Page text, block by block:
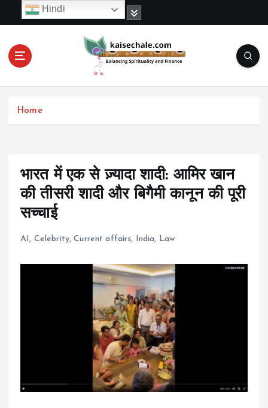
c
Home
भारत में एक से ज़्यादा शादी: आमिर खान
की तीसरी शादी और बिगैमी कानून की पूरी
सच्चाई
AI, Celebrity,Current affairs, India, Law
Hindi